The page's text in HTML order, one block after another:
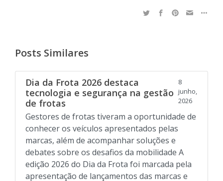
Posts Similares
Dia da Frota 2026 destaca
tecnologia e segurança na gestão
de frotas
8
junho,
2026
Gestores de frotas tiveram a oportunidade de
conhecer os veículos apresentados pelas
marcas, além de acompanhar soluções e
debates sobre os desafios da mobilidade A
edição 2026 do Dia da Frota foi marcada pela
apresentação de lançamentos das marcas e